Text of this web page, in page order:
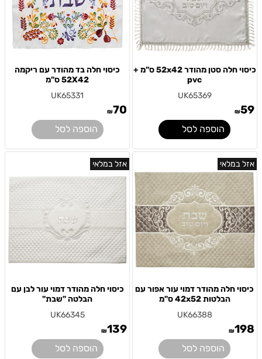
כיסוי חלה סטן מהודר 52x42 ס"מ +
pvc
UK65369
₪59
הוספה לסל
כיסוי חלה בד מהודר עם ריקמה
52X42 ס"מ
UK65331
₪70
הוספה לסל
אזל במלאי
כיסוי חלה מהודר דמוי עור אפור עם
הבלטות 42x52 ס"מ
UK66388
₪198
הוספה לסל
אזל במלאי
כיסוי חלה מהודר דמוי עור לבן עם
הבלטה "שבת"
UK66345
₪139
הוספה לסל